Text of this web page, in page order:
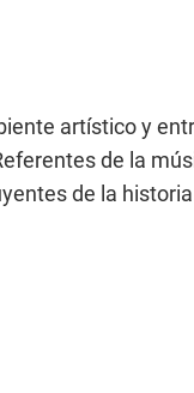
artístico y
de la
de la